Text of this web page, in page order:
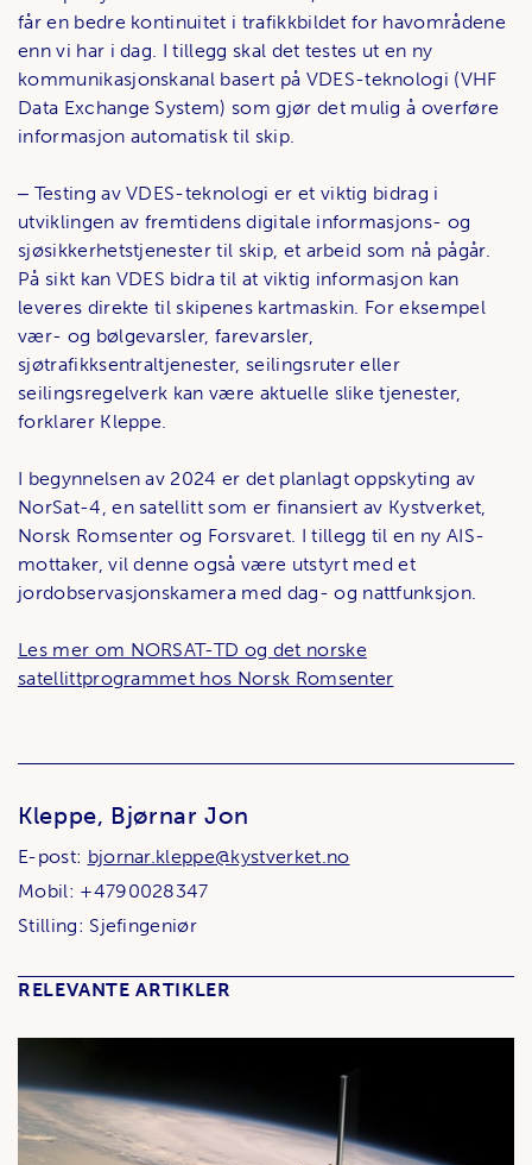
får en bedre kontinuitet i trafikkbildet for havområdene
enn vi har i dag. I tillegg skal det testes ut en ny
kommunikasjonskanal basert på VDES-teknologi (VHF
Data Exchange System) som gjør det mulig å overføre
informasjon automatisk til skip.
‒ Testing av VDES-teknologi er et viktig bidrag i
utviklingen av fremtidens digitale informasjons- og
sjøsikkerhetstjenester til skip, et arbeid som nå pågår.
På sikt kan VDES bidra til at viktig informasjon kan
leveres direkte til skipenes kartmaskin. For eksempel
vær- og bølgevarsler, farevarsler,
sjøtrafikksentraltjenester, seilingsruter eller
seilingsregelverk kan være aktuelle slike tjenester,
forklarer Kleppe.
I begynnelsen av 2024 er det planlagt oppskyting av
NorSat-4, en satellitt som er finansiert av Kystverket,
Norsk Romsenter og Forsvaret. I tillegg til en ny AIS-
mottaker, vil denne også være utstyrt med et
jordobservasjonskamera med dag- og nattfunksjon.
Les mer om NORSAT-TD og det norske
satellittprogrammet hos Norsk Romsenter
Kleppe, Bjørnar Jon
E-post: bjornar.kleppe@kystverket.no
Mobil: +4790028347
Stilling: Sjefingeniør
RELEVANTE ARTIKLER